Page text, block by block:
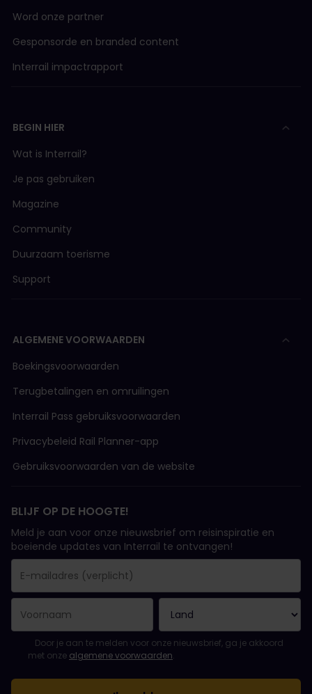
Word onze partner
Gesponsorde en branded content
Interrail impactrapport
BEGIN HIER
Wat is Interrail?
Je pas gebruiken
Magazine
Community
Duurzaam toerisme
Support
ALGEMENE VOORWAARDEN
Boekingsvoorwaarden
Terugbetalingen en omruilingen
Interrail Pass gebruiksvoorwaarden
Privacybeleid Rail Planner-app
Gebruiksvoorwaarden van de website
BLIJF OP DE HOOGTE!
Meld je aan voor onze nieuwsbrief om reisinspiratie en
boeiende updates van Interrail te ontvangen!
Je inschrijving is gelukt..
E-mailadres is een verplicht veld!
E-mailadres is ongeldig!
Fout bij het abonneren op de nieuwsbrief. Probeer het later
Je hebt je al geabonneerd op deze nieuwsbrief!
Ga akkoord met de algemene voorwaarden om je in te
Door je aan te melden voor onze nieuwsbrief, ga je akkoord
met onze algemene voorwaarden.